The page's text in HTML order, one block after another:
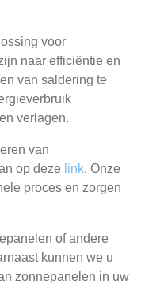
voor
naar efficiëntie en
van saldering te
verlagen.
van
op deze link. Onze
proces en zorgen
of andere
kunnen we u
zonnepanelen in uw